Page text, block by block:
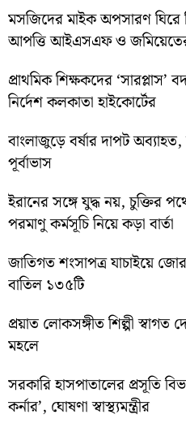
মসজিদের মাইক অপসারণ ঘিরে
আপত্তি আইএসএফ ও
প্রাথমিক শিক্ষকদের ‘সারপ্লাস’
নির্দেশ কলকাতা হাইকোর্টের
বাংলাজুড়ে বর্ষার দাপট অব্যাহত,
পূর্বাভাস
ইরানের সঙ্গে যুদ্ধ নয়, চুক্তির
পরমাণু কর্মসূচি নিয়ে কড়া বার্তা
জাতিগত শংসাপত্র যাচাইয়ে
বাতিল ১৩৫টি
প্রয়াত লোকসঙ্গীত শিল্পী স্বাগত
মহলে
সরকারি হাসপাতালের প্রসূতি
কর্নার’, ঘোষণা স্বাস্থ্যমন্ত্রীর